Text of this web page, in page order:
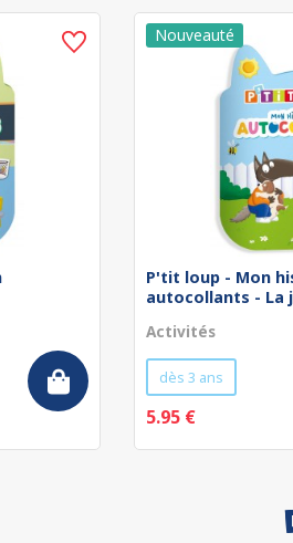
P'tit loup - Mon
autocollants - La
Activités
dès 3 ans
5.95 €